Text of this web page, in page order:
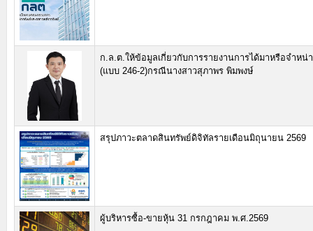
ก.ล.ต.ให้ข้อมูลเกี่ยวกับการรายงานการได้มาหรือจำหน่
(แบบ 246-2)กรณีนางสาวสุภาพร พิมพงษ์
สรุปภาวะตลาดสินทรัพย์ดิจิทัลรายเดือนมิถุนายน 2569
ผู้บริหารซื้อ-ขายหุ้น 31 กรกฎาคม พ.ศ.2569